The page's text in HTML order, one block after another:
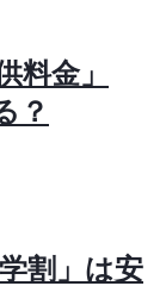
料金」
？
割」は安